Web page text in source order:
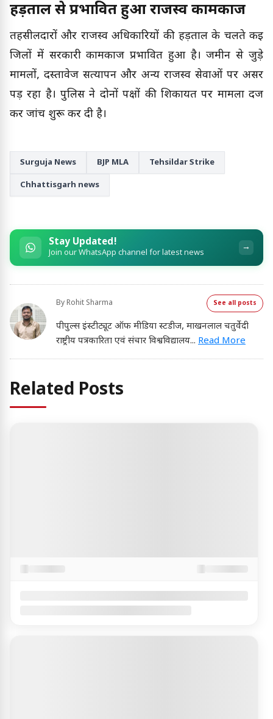
हड़ताल से प्रभावित हुआ राजस्व कामकाज
तहसीलदारों और राजस्व अधिकारियों की हड़ताल के चलते कई
जिलों में सरकारी कामकाज प्रभावित हुआ है। जमीन से जुड़े
मामलों, दस्तावेज सत्यापन और अन्य राजस्व सेवाओं पर असर
पड़ रहा है। पुलिस ने दोनों पक्षों की शिकायत पर मामला दर्ज
कर जांच शुरू कर दी है।
Surguja News BJP MLA Tehsildar Strike
Chhattisgarh news
Stay Updated!
Join our WhatsApp channel for latest news →
By Rohit Sharma See all posts
पीपुल्स इंस्टीट्यूट ऑफ मीडिया स्टडीज, माखनलाल चतुर्वेदी
राष्ट्रीय पत्रकारिता एवं संचार विश्वविद्यालय... Read More
Related Posts